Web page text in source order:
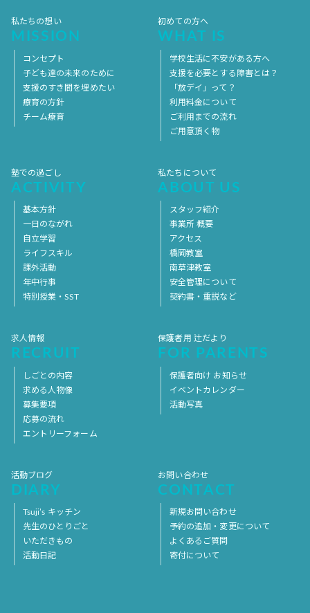
私たちの想い
MISSION
コンセプト
子ども達の未来のために
支援のすき間を埋めたい
療育の方針
チーム療育
初めての方へ
WHAT IS
学校生活に不安がある方へ
支援を必要とする障害とは？
「放デイ」って？
利用料金について
ご利用までの流れ
ご用意頂く物
塾での過ごし
ACTIVITY
基本方針
一日のながれ
自立学習
ライフスキル
課外活動
年中行事
特別授業・SST
私たちについて
ABOUT US
スタッフ紹介
事業所 概要
アクセス
橋岡教室
南草津教室
安全管理について
契約書・重説など
求人情報
RECRUIT
しごとの内容
求める人物像
募集要項
応募の流れ
エントリーフォーム
保護者用 辻だより
FOR PARENTS
保護者向け お知らせ
イベントカレンダー
活動写真
活動ブログ
DIARY
Tsuji’s キッチン
先生のひとりごと
いただきもの
活動日記
お問い合わせ
CONTACT
新規お問い合わせ
予約の追加・変更について
よくあるご質問
寄付について